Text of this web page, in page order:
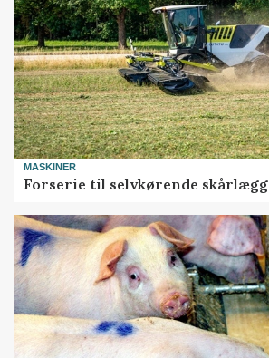
MASKINER
Forserie til selvkørende